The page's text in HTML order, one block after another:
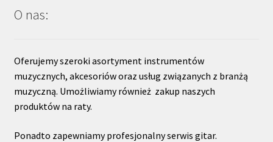
O nas:
Oferujemy szeroki asortyment instrumentów
muzycznych, akcesoriów oraz usług związanych z branżą
muzyczną. Umożliwiamy również zakup naszych
produktów na raty.
Ponadto zapewniamy profesjonalny serwis gitar.